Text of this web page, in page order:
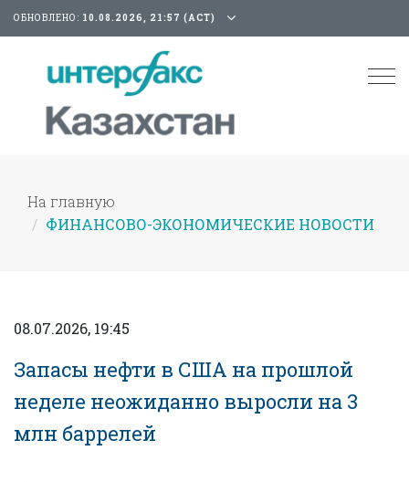
ОБНОВЛЕНО: 10.08.2026, 21:57 (АСТ)
На главную
ФИНАНСОВО-ЭКОНОМИЧЕСКИЕ НОВОСТИ
08.07.2026, 19:45
Запасы нефти в США на прошлой
неделе неожиданно выросли на 3
млн баррелей